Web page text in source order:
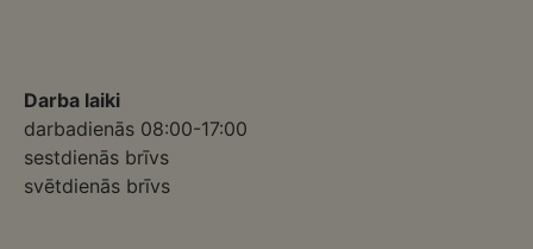
Darba laiki
darbadienās 08:00-17:00
sestdienās brīvs
svētdienās brīvs